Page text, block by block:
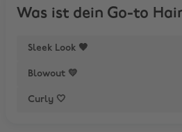
Was ist dein Go-to
Sleek Look 🖤
Blowout 💛
Curly 🤍